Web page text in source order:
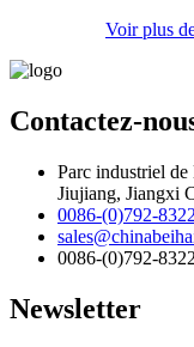
Voir plus
Contactez-
Parc industriel
Jiujiang, Jiangxi
0086-(0)792-
0086-(0)792-
Newsletter